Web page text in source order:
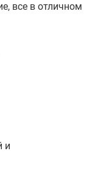
все в отличном
и